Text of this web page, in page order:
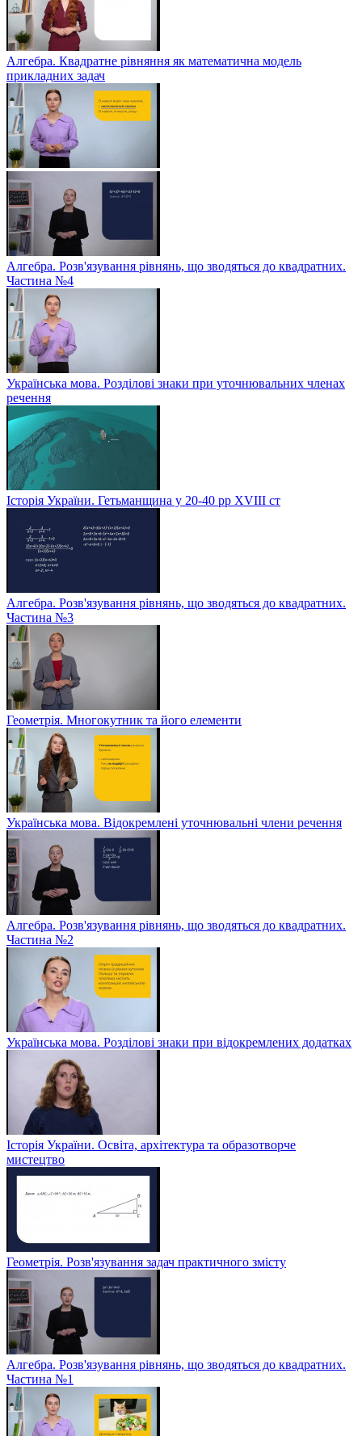
Алгебра. Квадратне рівняння як математична модель
прикладних задач
Алгебра. Розв'язування рівнянь, що зводяться до квадратних.
Частина №4
Українська мова. Розділові знаки при уточнювальних членах
речення
Історія України. Гетьманщина у 20-40 рр ХVIIІ ст
Алгебра. Розв'язування рівнянь, що зводяться до квадратних.
Частина №3
Геометрія. Многокутник та його елементи
Українська мова. Відокремлені уточнювальні члени речення
Алгебра. Розв'язування рівнянь, що зводяться до квадратних.
Частина №2
Українська мова. Розділові знаки при відокремлених додатках
Історія України. Освіта, архітектура та образотворче
мистецтво
Геометрія. Розв'язування задач практичного змісту
Алгебра. Розв'язування рівнянь, що зводяться до квадратних.
Частина №1